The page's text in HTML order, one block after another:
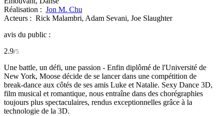
Réalisation : Jon M. Chu
Acteurs : Rick Malambri, Adam Sevani, Joe Slaughter
avis du public :
2.9/5
Une battle, un défi, une passion - Enfin diplômé de l'Université de
New York, Moose décide de se lancer dans une compétition de
break-dance aux côtés de ses amis Luke et Natalie. Sexy Dance 3D,
film musical et romantique, nous entraîne dans des chorégraphies
toujours plus spectaculaires, rendus exceptionnelles grâce à la
technologie de la 3D.